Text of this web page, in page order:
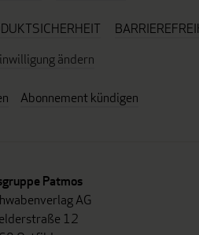
ändern
Abonnement kündigen
Patmos
AG
12